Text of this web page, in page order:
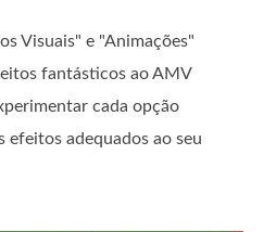
Visuais" e "Animações"
fantásticos ao AMV
cada opção
efeitos adequados ao seu